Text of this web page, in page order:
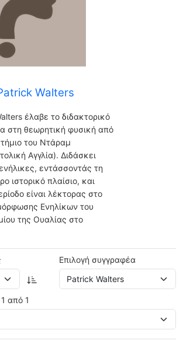
Walters
έλαβε το διδακτορικό
στη θεωρητική φυσική από
του Ντάραμ
Αγγλία). Διδάσκει
εντάσσοντάς τη
ιστορικό πλαίσιο, και
είναι λέκτορας στο
Ενηλίκων του
της Ουαλίας στο
Επιλογή συγγραφέα
από 1